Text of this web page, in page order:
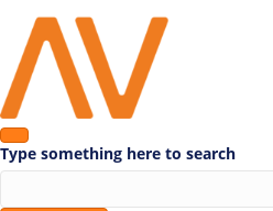
Type something here to search